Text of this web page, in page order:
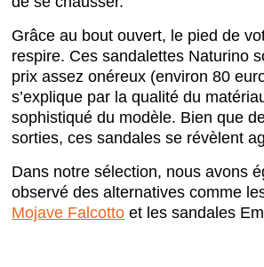
Grâce au bout ouvert, le pied de
respire. Ces sandalettes Naturino
prix assez onéreux (environ 80
s’explique par la qualité du
sophistiqué du modèle. Bien que
sorties, ces sandales se révèlent
Dans notre sélection, nous avons
observé des alternatives comme
Mojave Falcotto et les sandales